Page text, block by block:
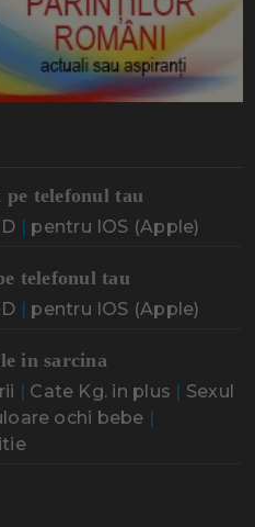
pe telefonul tau
| pentru IOS (Apple)
telefonul tau
| pentru IOS (Apple)
in sarcina
| Cate Kg. in plus | Sexul
ochi bebe |